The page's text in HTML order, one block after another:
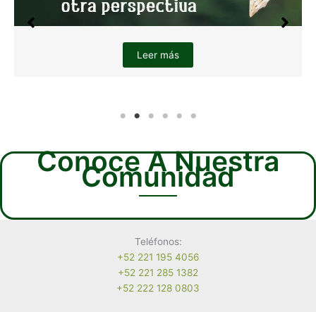
Leer más
Conoce A Nuestra
Comunidad
Teléfonos:
+52 221 195 4056
+52 221 285 1382
+52 222 128 0803